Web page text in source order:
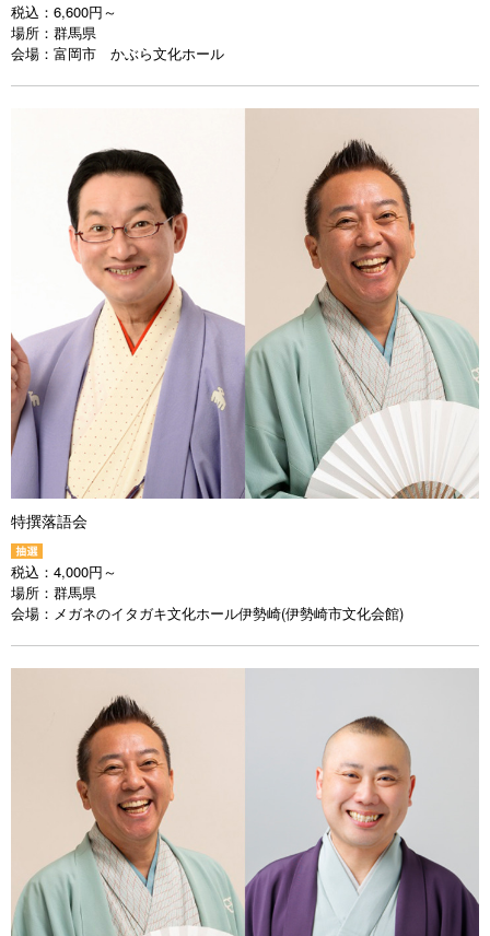
税込： 6,600円～
場所： 群馬県
会場： 富岡市 かぶら文化ホール
特撰落語会
税込： 4,000円～
場所： 群馬県
会場： メガネのイタガキ文化ホール伊勢崎(伊勢崎市文化会館)